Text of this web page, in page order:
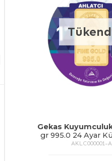
Gekas
gr 995.0 24 Ayar
AKLC000001-A